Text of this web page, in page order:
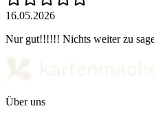
16.05.2026
Nur gut!!!!!! Nichts weiter zu
Über uns